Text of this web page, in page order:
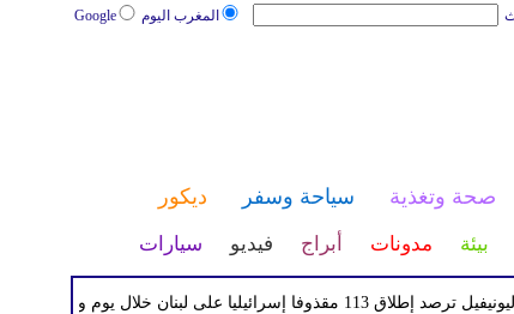
المغرب اليوم Google
صحة وتغذية سياحة وسفر ديكور
بيئة مدونات أبراج فيديو سيارات
إسرائيليا على لبنان خلال يوم واحد